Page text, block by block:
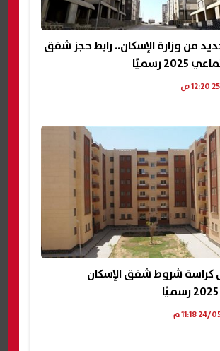
من وزارة الإسكان.. رابط حجز شقق
رسميًا
كراسة شروط شقق الإسكان